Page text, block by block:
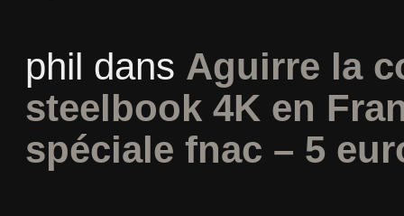
phil dans Aguirre la
steelbook 4K en
spéciale fnac – 5